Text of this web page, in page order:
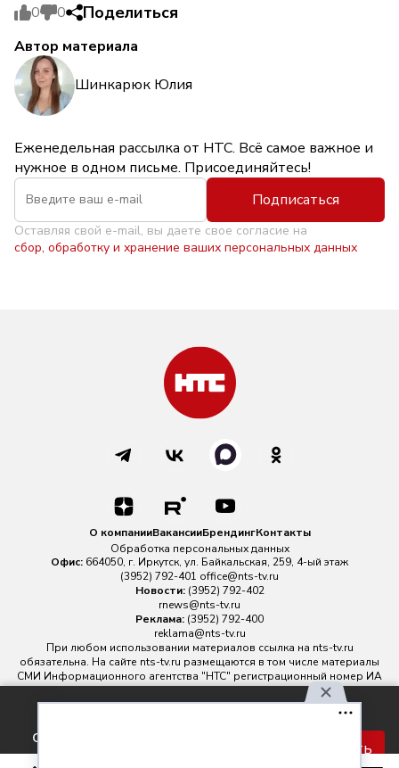
0 0 Поделиться
Автор материала
Шинкарюк Юлия
Еженедельная рассылка от НТС. Всё самое важное и
нужное в одном письме. Присоединяйтесь!
Подписаться
Оставляя свой e-mail, вы даете свое согласие на
сбор, обработку и хранение ваших персональных данных
соглашаетесь с правилами
Принять
О компанииВакансииБрендингКонтакты
Обработка персональных данных
Офис: 664050, г. Иркутск, ул. Байкальская, 259, 4-ый этаж
(3952) 792-401 office@nts-tv.ru
Новости: (3952) 792-402
rnews@nts-tv.ru
Реклама: (3952) 792-400
reklama@nts-tv.ru
При любом использовании материалов ссылка на nts-tv.ru
обязательна. На сайте nts-tv.ru размещаются в том числе материалы
СМИ Информационного агентства "НТС" регистрационный номер ИА
№ ФС 77 - 88763 зарегистрировано Федеральной службой по
надзору в сфере связи, информационных технологий и массовых
Главный редактор ИА "НТС" Иштулкин Евгений Александрович
16+